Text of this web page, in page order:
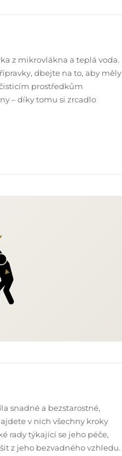
z mikrovlákna a teplá voda.
dbejte na to, aby měly
prostředkům
– díky tomu si zrcadlo
snadné a bezstarostné,
v nich všechny kroky
rady týkající se jeho péče,
z jeho bezvadného vzhledu.